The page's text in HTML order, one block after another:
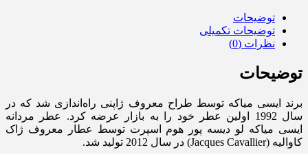
توضیحات
توضیحات تکمیلی
نظرات (0)
توضیحات
برند ایسی میاکه توسط طراح معروف ژاپنی راه‌اندازی شد که در
سال 1992 اولین عطر خود را به بازار عرضه کرد. عطر مردانه
ایسی میاکه لو دیسه پور هوم اسپرت توسط عطار معروف ژاک
کاوالیه (Jacques Cavallier) در سال 2012 تولید شد.